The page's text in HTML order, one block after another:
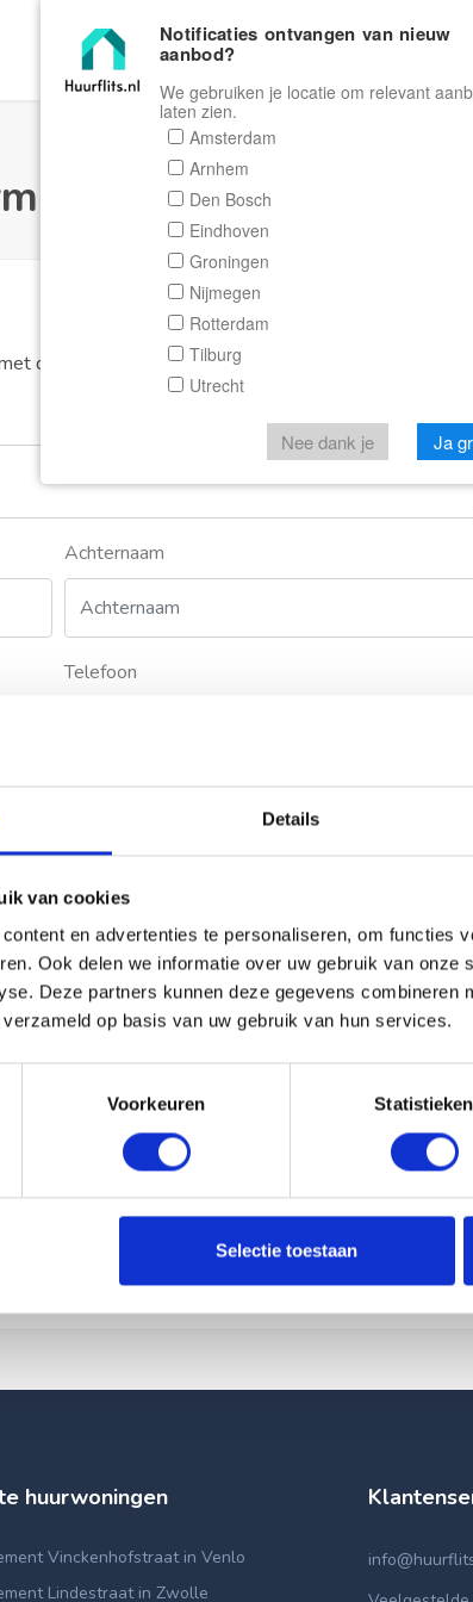
Details
van cookies
en advertenties te personaliseren, om functies
Ook delen we informatie over uw gebruik van onze
Deze partners kunnen deze gegevens combineren
op basis van uw gebruik van hun services.
Voorkeuren Statistieken
Selectie toestaan
Home Zoeken
Huurflits
de aanbieder of makelaar van de woning.
Achternaam
Telefoon
huurwoningen
Vinckenhofstraat in Venlo
Lindestraat in Zwolle
Notificaties ontvangen van nieuw
aanbod?
We gebruiken je locatie om relevant
laten zien.
Amsterdam
Arnhem
Den Bosch
Eindhoven
Groningen
Nijmegen
Rotterdam
Tilburg
Utrecht
Nee dank je Ja